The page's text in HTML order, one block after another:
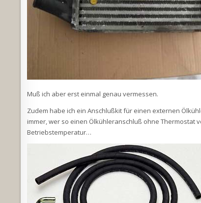
Muß ich aber erst einmal genau vermessen.
Zudem habe ich ein Anschlußkit für einen externen
immer, wer so einen Ölkühleranschluß ohne Thermostat
Betriebstemperatur…